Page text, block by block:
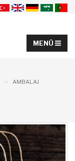
AMBALAJ